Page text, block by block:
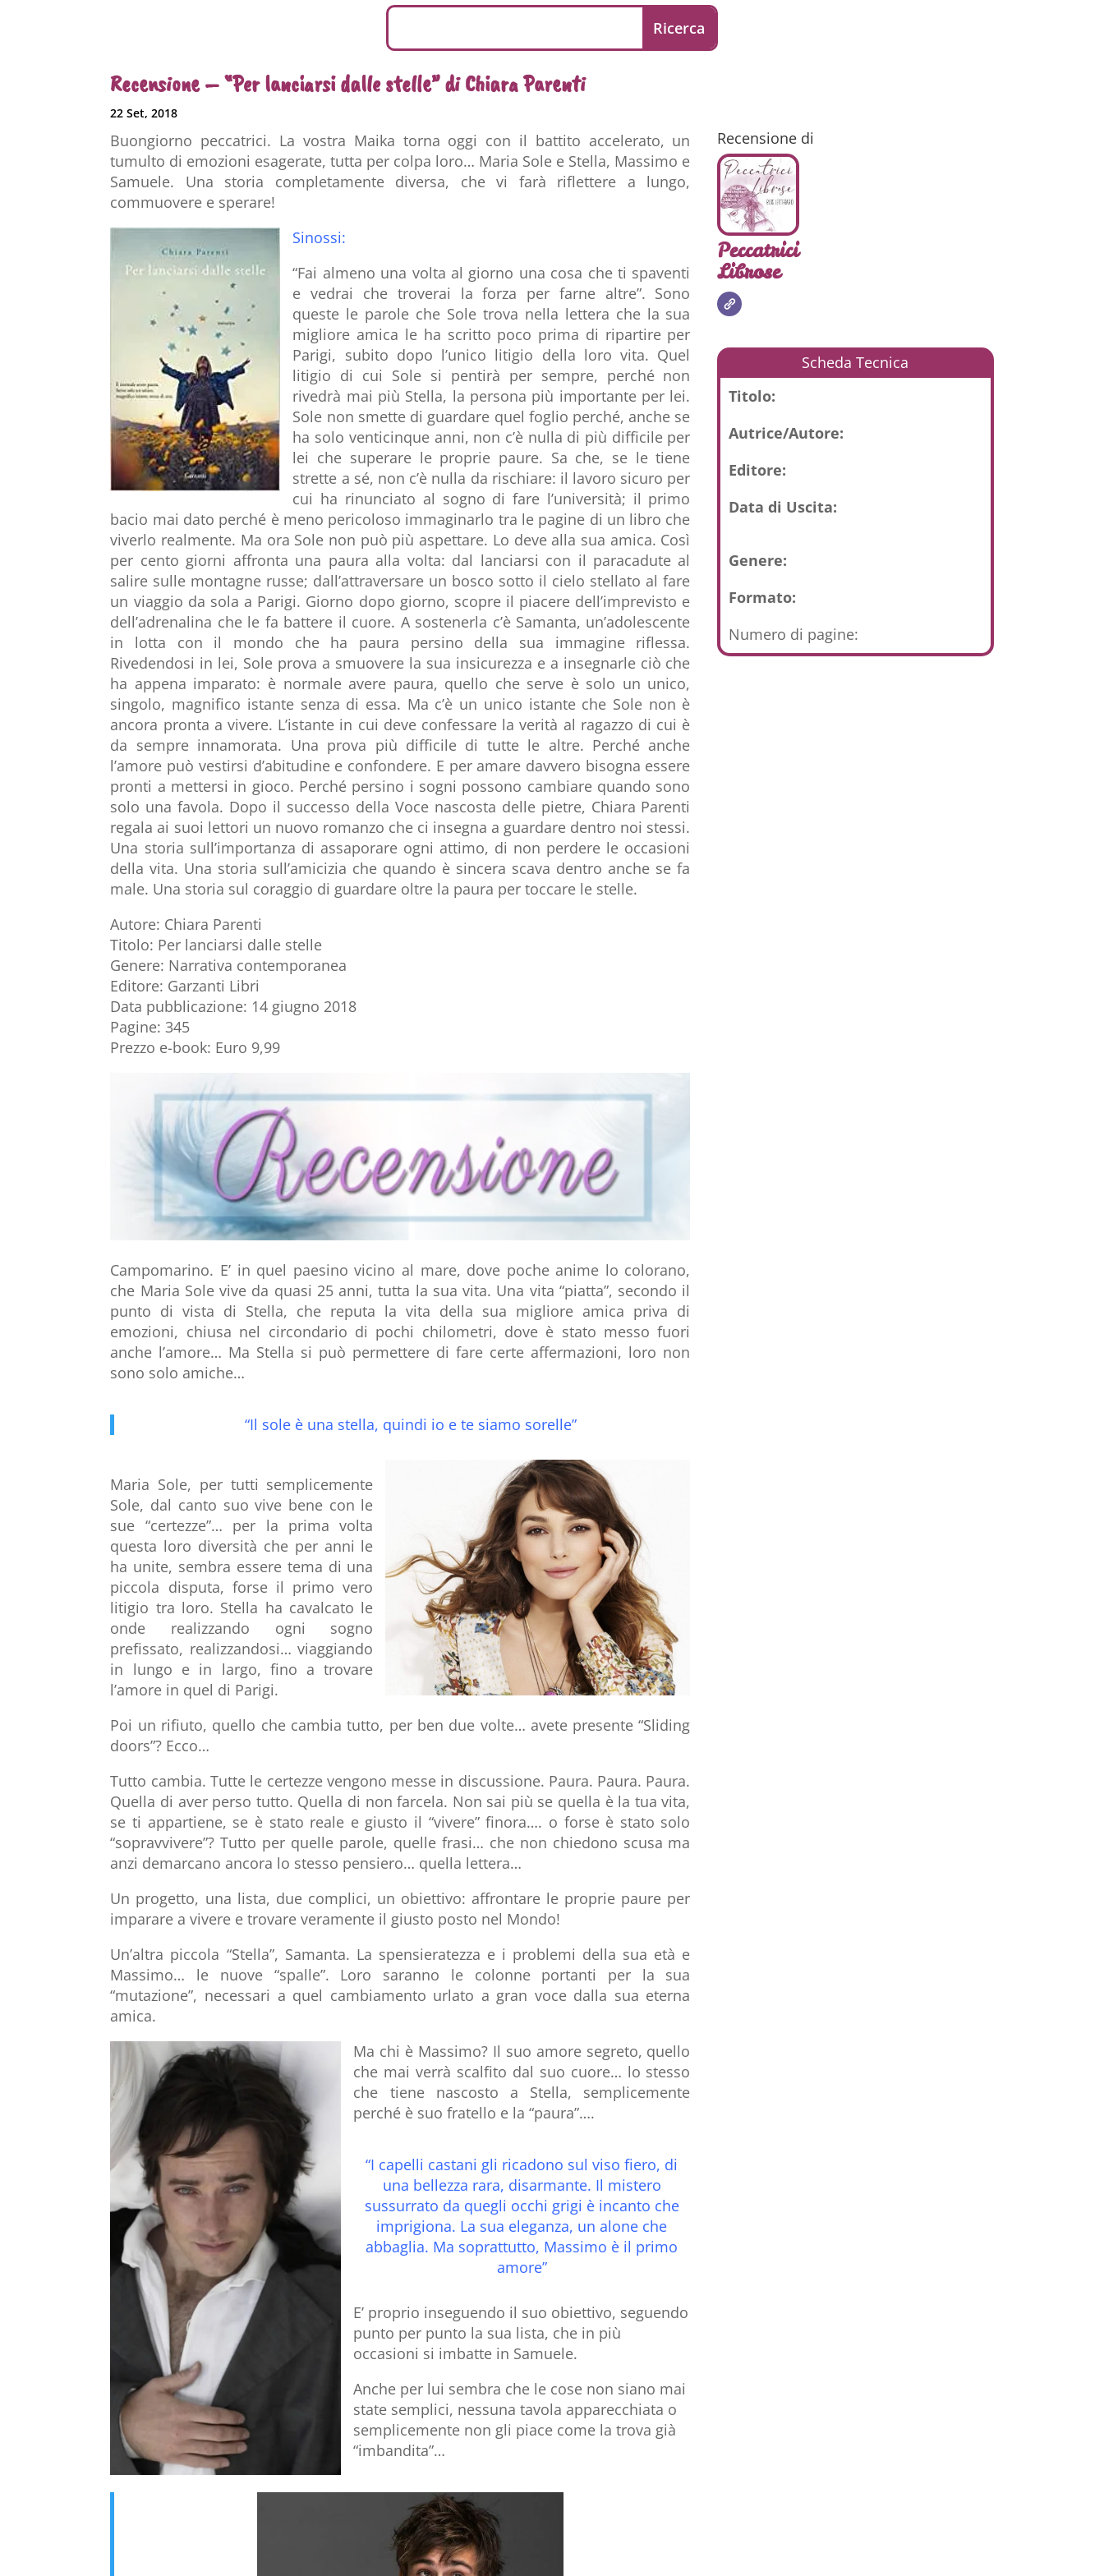
Recensione – “Per lanciarsi dalle stelle” di Chiara Parenti
22 Set, 2018
Buongiorno peccatrici. La vostra Maika torna oggi con il battito accelerato, un
tumulto di emozioni esagerate, tutta per colpa loro… Maria Sole e Stella, Massimo e
Samuele. Una storia completamente diversa, che vi farà riflettere a lungo,
commuovere e sperare!
Sinossi:
“Fai almeno una volta al giorno una cosa che ti spaventi
e vedrai che troverai la forza per farne altre”. Sono
queste le parole che Sole trova nella lettera che la sua
migliore amica le ha scritto poco prima di ripartire per
Parigi, subito dopo l’unico litigio della loro vita. Quel
litigio di cui Sole si pentirà per sempre, perché non
rivedrà mai più Stella, la persona più importante per lei.
Sole non smette di guardare quel foglio perché, anche se
ha solo venticinque anni, non c’è nulla di più difficile per
lei che superare le proprie paure. Sa che, se le tiene
strette a sé, non c’è nulla da rischiare: il lavoro sicuro per
cui ha rinunciato al sogno di fare l’università; il primo
bacio mai dato perché è meno pericoloso immaginarlo tra le pagine di un libro che
viverlo realmente. Ma ora Sole non può più aspettare. Lo deve alla sua amica. Così
per cento giorni affronta una paura alla volta: dal lanciarsi con il paracadute al
salire sulle montagne russe; dall’attraversare un bosco sotto il cielo stellato al fare
un viaggio da sola a Parigi. Giorno dopo giorno, scopre il piacere dell’imprevisto e
dell’adrenalina che le fa battere il cuore. A sostenerla c’è Samanta, un’adolescente
in lotta con il mondo che ha paura persino della sua immagine riflessa.
Rivedendosi in lei, Sole prova a smuovere la sua insicurezza e a insegnarle ciò che
ha appena imparato: è normale avere paura, quello che serve è solo un unico,
singolo, magnifico istante senza di essa. Ma c’è un unico istante che Sole non è
ancora pronta a vivere. L’istante in cui deve confessare la verità al ragazzo di cui è
da sempre innamorata. Una prova più difficile di tutte le altre. Perché anche
l’amore può vestirsi d’abitudine e confondere. E per amare davvero bisogna essere
pronti a mettersi in gioco. Perché persino i sogni possono cambiare quando sono
solo una favola. Dopo il successo della Voce nascosta delle pietre, Chiara Parenti
regala ai suoi lettori un nuovo romanzo che ci insegna a guardare dentro noi stessi.
Una storia sull’importanza di assaporare ogni attimo, di non perdere le occasioni
della vita. Una storia sull’amicizia che quando è sincera scava dentro anche se fa
male. Una storia sul coraggio di guardare oltre la paura per toccare le stelle.
Autore: Chiara Parenti
Titolo: Per lanciarsi dalle stelle
Genere: Narrativa contemporanea
Editore: Garzanti Libri
Data pubblicazione: 14 giugno 2018
Pagine: 345
Prezzo e-book: Euro 9,99
Campomarino. E’ in quel paesino vicino al mare, dove poche anime lo colorano,
che Maria Sole vive da quasi 25 anni, tutta la sua vita. Una vita “piatta”, secondo il
punto di vista di Stella, che reputa la vita della sua migliore amica priva di
emozioni, chiusa nel circondario di pochi chilometri, dove è stato messo fuori
anche l’amore… Ma Stella si può permettere di fare certe affermazioni, loro non
sono solo amiche…
“Il sole è una stella, quindi io e te siamo sorelle”
Maria Sole, per tutti semplicemente
Sole, dal canto suo vive bene con le
sue “certezze”… per la prima volta
questa loro diversità che per anni le
ha unite, sembra essere tema di una
piccola disputa, forse il primo vero
litigio tra loro. Stella ha cavalcato le
onde realizzando ogni sogno
prefissato, realizzandosi… viaggiando
in lungo e in largo, fino a trovare
l’amore in quel di Parigi.
Poi un rifiuto, quello che cambia tutto, per ben due volte… avete presente “Sliding
doors”? Ecco…
Tutto cambia. Tutte le certezze vengono messe in discussione. Paura. Paura. Paura.
Quella di aver perso tutto. Quella di non farcela. Non sai più se quella è la tua vita,
se ti appartiene, se è stato reale e giusto il “vivere” finora…. o forse è stato solo
“sopravvivere”? Tutto per quelle parole, quelle frasi… che non chiedono scusa ma
anzi demarcano ancora lo stesso pensiero… quella lettera…
Un progetto, una lista, due complici, un obiettivo: affrontare le proprie paure per
imparare a vivere e trovare veramente il giusto posto nel Mondo!
Un’altra piccola “Stella”, Samanta. La spensieratezza e i problemi della sua età e
Massimo… le nuove “spalle”. Loro saranno le colonne portanti per la sua
“mutazione”, necessari a quel cambiamento urlato a gran voce dalla sua eterna
amica.
Ma chi è Massimo? Il suo amore segreto, quello
che mai verrà scalfito dal suo cuore… lo stesso
che tiene nascosto a Stella, semplicemente
perché è suo fratello e la “paura”….
“I capelli castani gli ricadono sul viso fiero, di
una bellezza rara, disarmante. Il mistero
sussurrato da quegli occhi grigi è incanto che
imprigiona. La sua eleganza, un alone che
abbaglia. Ma soprattutto, Massimo è il primo
amore”
E’ proprio inseguendo il suo obiettivo, seguendo
punto per punto la sua lista, che in più
occasioni si imbatte in Samuele.
Anche per lui sembra che le cose non siano mai
state semplici, nessuna tavola apparecchiata o
semplicemente non gli piace come la trova già
“imbandita”…
Recensione di
Peccatrici
Librose
Scheda Tecnica
Titolo:
Autrice/Autore:
Editore:
Data di Uscita:
Genere:
Formato:
Numero di pagine: